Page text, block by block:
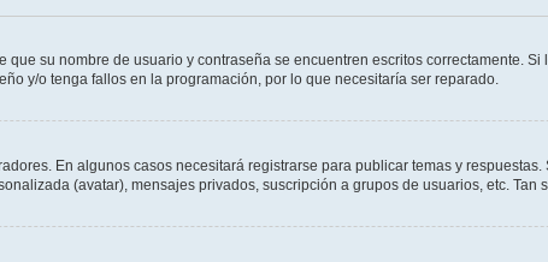
su nombre de usuario y contraseña se encuentren escritos correctamente.
y/o tenga fallos en la programación, por lo que necesitaría ser reparado.
En algunos casos necesitará registrarse para publicar temas y
(avatar), mensajes privados, suscripción a grupos de usuarios, etc.